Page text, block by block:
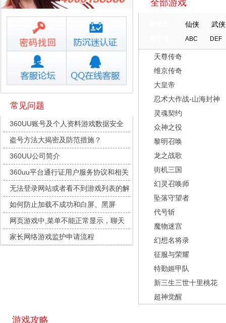
帕瓦勇者传说
每日新服
今日 10:00点
群英风华录
今日 10:00点
小小仙王
今日 10:00点
少年名将
每日新服
今日 10:00点
寻龙英雄
今日 10:00点
魔物迷宫
每日新服
今日 10:00点
豌豆大作战
每日新服
今日 10:00点
灵魂序章
每日新服
今日 10:00点
冒险守护
每日新服
绝地苍穹
每日新服
今日 10:00点
代号斩
每日新服
今日 10:00点
异星战舰
每日新服
今日 10:00点
云上契约
每日新服
今日 10:00点
梦幻回响
每日新服
今日 10:00点
灵魂契约
常见问题
360UU账号及个人资料游戏数据安全
盗号方法大揭密及防范措施？
360UU公司简介
360uu平台通行证用户服务协议和相关
的条款和条件
无法登录网站或者看不到游戏列表的解
决方法
如何防止加载不成功和白屏、黑屏
网页游戏中,菜单不能正常显示，聊天
及其它功能不能正常使用的解决办法
家长网络游戏监护申请流程
全部游戏
仙侠 武侠
ABC DEF
天尊传奇
维京传奇
大皇帝
忍术大作战-山海封神
灵魂契约
众神之役
黎明召唤
龙之战歌
街机三国
幻灵召唤师
坠落守望者
代号斩
魔物迷宫
幻想名将录
征服与荣耀
特勤姬甲队
新三生三世十里桃花
超神觉醒
游戏攻略
继